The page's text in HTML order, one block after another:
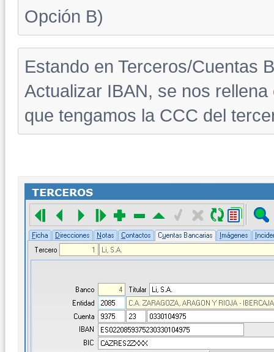
Opción B)
Estando en Terceros/Cuentas
Actualizar IBAN, se nos
que tengamos la CCC del